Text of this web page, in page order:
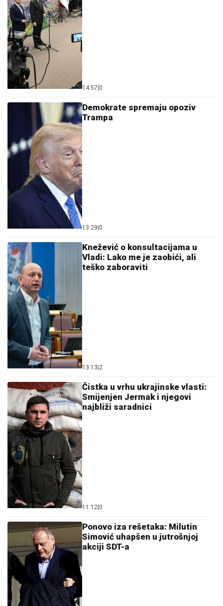
14:57 0
Demokrate spremaju opoziv
Trampa
13:29 0
Knežević o konsultacijama u
Vladi: Lako me je zaobići, ali
teško zaboraviti
13:13 2
Čistka u vrhu ukrajinske vlasti:
Smijenjen Jermak i njegovi
najbliži saradnici
11:12 0
Ponovo iza rešetaka: Milutin
Simović uhapšen u jutrošnjoj
akciji SDT-a